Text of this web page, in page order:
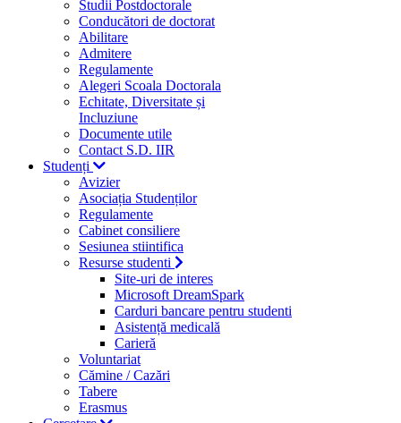
Studii Postdoctorale
Conducători de doctorat
Abilitare
Admitere
Regulamente
Alegeri Scoala Doctorala
Echitate, Diversitate și
Incluziune
Documente utile
Contact S.D. IIR
Studenți
Avizier
Asociația Studenților
Regulamente
Cabinet consiliere
Sesiunea stiintifica
Resurse studenti
Site-uri de interes
Microsoft DreamSpark
Carduri bancare pentru studenti
Asistență medicală
Carieră
Voluntariat
Cămine / Cazări
Tabere
Erasmus